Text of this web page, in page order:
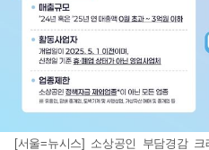
[서울=뉴시스] 소상공인 부담경감